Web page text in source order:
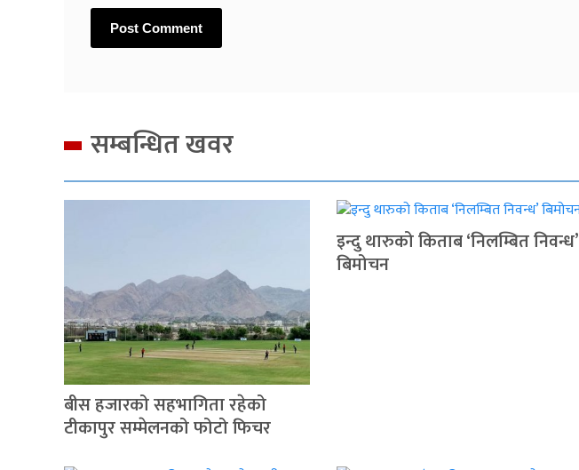
सम्बन्धित खवर
बीस हजारको सहभागिता रहेको
टीकापुर सम्मेलनको फोटो फिचर
इन्दु थारुको किताब ‘निलम्बित निवन्ध’
बिमोचन